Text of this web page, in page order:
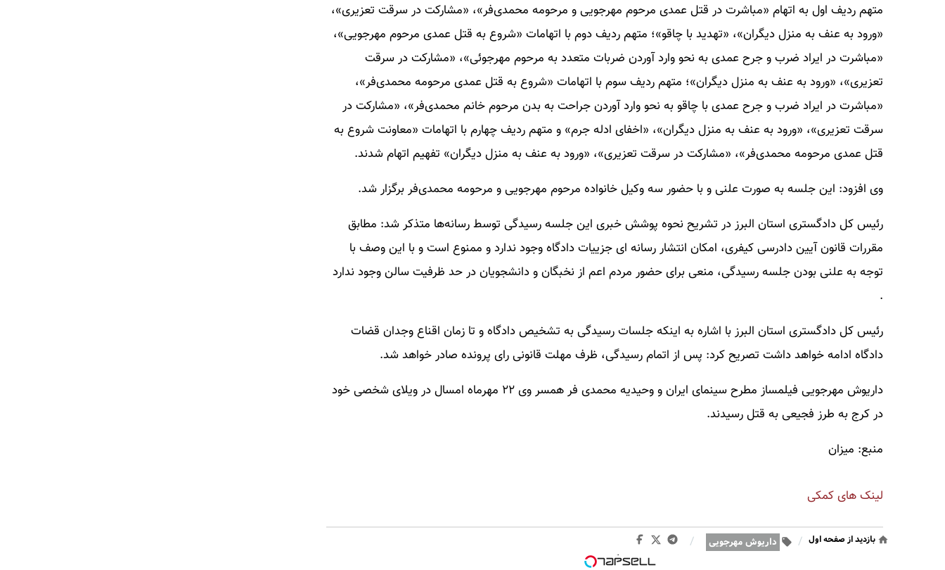
متهم ردیف اول به اتهام «مباشرت در قتل عمدی مرحوم مهرجویی و مرحومه محمدی‌فر»، «مشارکت در سرقت تعزیری»،
«ورود به عنف به منزل دیگران»، «تهدید با چاقو»؛ متهم ردیف دوم با اتهامات «شروع به قتل عمدی مرحوم مهرجویی»،
«مباشرت در ایراد ضرب و جرح عمدی به نحو وارد آوردن ضربات متعدد به مرحوم مهرجوئی»، «مشارکت در سرقت
تعزیری»، «ورود به عنف به منزل دیگران»؛ متهم ردیف سوم با اتهامات «شروع به قتل عمدی مرحومه محمدی‌فر»،
«مباشرت در ایراد ضرب و جرح عمدی با چاقو به نحو وارد آوردن جراحت به بدن مرحوم خانم محمدی‌فر»، «مشارکت در
سرقت تعزیری»، «ورود به عنف به منزل دیگران»، «اخفای ادله جرم» و متهم ردیف چهارم با اتهامات «معاونت شروع به
قتل عمدی مرحومه محمدی‌فر»، «مشارکت در سرقت تعزیری»، «ورود به عنف به منزل دیگران» تفهیم اتهام شدند.
وی افزود: این جلسه به صورت علنی و با حضور سه وکیل خانواده مرحوم مهرجویی و مرحومه محمدی‌فر برگزار شد.
رئیس کل دادگستری استان البرز در تشریح نحوه پوشش خبری این جلسه رسیدگی توسط رسانه‌ها متذکر شد: مطابق
مقررات قانون آیین دادرسی کیفری، امکان انتشار رسانه ای جزییات دادگاه وجود ندارد و ممنوع است و با این وصف با
توجه به علنی بودن جلسه رسیدگی، منعی برای حضور مردم اعم از نخبگان و دانشجویان در حد ظرفیت سالن وجود ندارد
.
رئیس کل دادگستری استان البرز با اشاره به اینکه جلسات رسیدگی به تشخیص دادگاه و تا زمان اقناع وجدان قضات
دادگاه ادامه خواهد داشت تصریح کرد: پس از اتمام رسیدگی، ظرف مهلت قانونی رای پرونده صادر خواهد شد.
داریوش مهرجویی فیلمساز مطرح سینمای ایران و وحیدیه محمدی فر همسر وی ۲۲ مهرماه امسال در ویلای شخصی خود
در کرج به طرز فجیعی به قتل رسیدند.
منبع: میزان
لینک های کمکی
بازدید از صفحه اول / داریوش مهرجویی /
وبگردی